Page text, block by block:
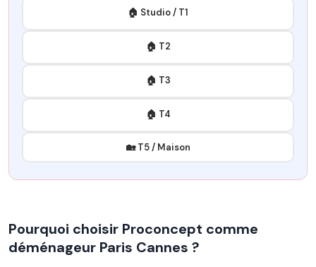
🏠 Studio / T1
🏠 T2
🏠 T3
🏠 T4
🏡 T5 / Maison
Pourquoi choisir Proconcept comme
déménageur Paris Cannes ?